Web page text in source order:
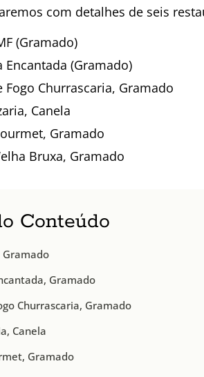
com detalhes de seis
(Gramado)
Encantada (Gramado)
Fogo Churrascaria, Gramado
Canela
Gramado
Bruxa, Gramado
Conteúdo
Gramado
Gramado
Churrascaria, Gramado
Canela
Gramado